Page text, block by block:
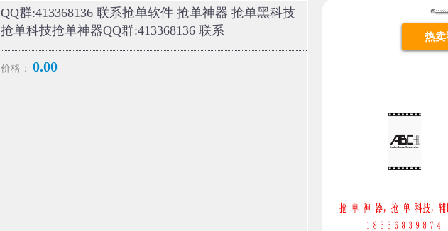
热卖
QQ群:413368136 联系抢单软件 抢单神器 抢单黑科技
抢单科技抢单神器QQ群:413368136 联系
价格： 0.00